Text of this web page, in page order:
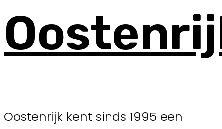
Oostenrijk kent sinds 1995 een